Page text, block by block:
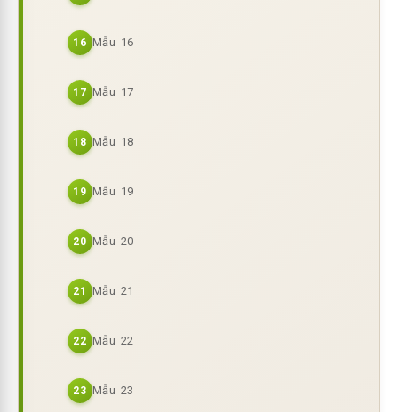
16 Mẫu 16
17 Mẫu 17
18 Mẫu 18
19 Mẫu 19
20 Mẫu 20
21 Mẫu 21
22 Mẫu 22
23 Mẫu 23